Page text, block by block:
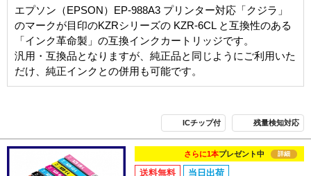
エプソン（EPSON）EP-988A3 プリンター対応「クジラ」
のマークが目印のKZRシリーズの KZR-6CL と互換性のある
「インク革命製」の互換インクカートリッジです。
汎用・互換品となりますが、純正品と同じようにご利用いた
だけ、純正インクとの併用も可能です。
ICチップ付 残量検知対応
さらに1本プレゼント中 詳細
送料無料 当日出荷